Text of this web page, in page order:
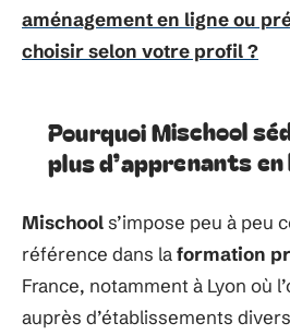
aménagement en ligne ou
choisir selon votre profil ?
Pourquoi Mischool
plus d’apprenants en
Mischools’impose peu à peu
référence dans laformation
France, notamment à Lyon où
auprès d’établissements